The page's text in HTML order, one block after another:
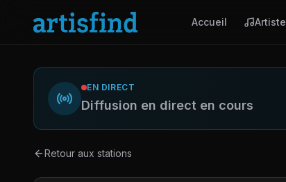
Accueil
EN DIRECT
Diffusion en direct en cours
Retour aux stations